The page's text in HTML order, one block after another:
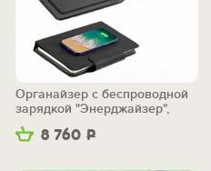
8 760 Р
Органайзер с беспроводной
зарядкой "Энерджайзер",
вер.2